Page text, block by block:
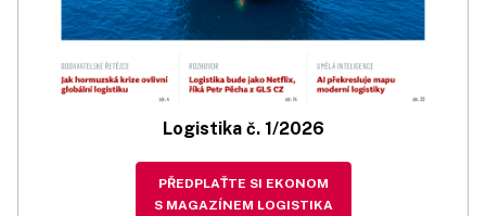
Logistika č. 1/2026
PŘEDPLAŤTE SI EKONOM
S MAGAZÍNEM LOGISTIKA